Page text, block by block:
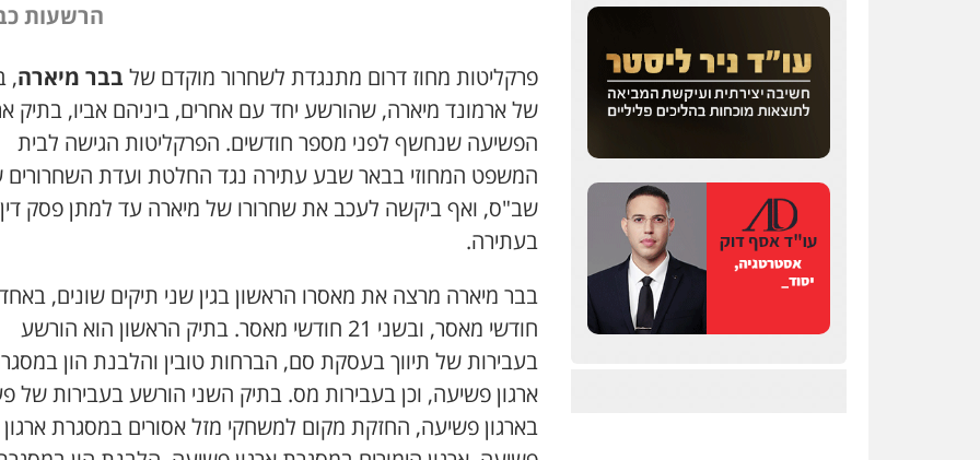
הרשעות
פרקליטות מחוז דרום מתנגדת לשחרור מוקדם של בבר מיארה,
של ארמונד מיארה, שהורשע יחד עם אחרים, ביניהם אביו, בתיק
הפשיעה שנחשף לפני מספר חודשים. הפרקליטות הגישה לבית
המשפט המחוזי בבאר שבע עתירה נגד החלטת ועדת השחרורים
שב"ס, ואף ביקשה לעכב את שחרורו של מיארה עד למתן פסק דין
בעתירה.
חודשי מאסר, ובשני 21 חודשי מאסר. בתיק הראשון הוא הורשע
בעבירות של תיווך בעסקת סם, הברחות טובין והלבנת הון
ארגון פשיעה, וכן בעבירות מס. בתיק השני הורשע בעבירות של
בארגון פשיעה, החזקת מקום למשחקי מזל אסורים במסגרת ארגון